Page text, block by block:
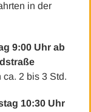
in der
9:00 Uhr ab
2 bis 3 Std.
10:30 Uhr